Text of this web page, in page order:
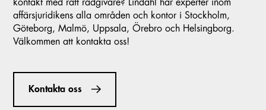
kontakt med rätt rådgivare? Lindahl har experter inom
affärsjuridikens alla områden och kontor i Stockholm,
Göteborg, Malmö, Uppsala, Örebro och Helsingborg.
Välkommen att kontakta oss!
Kontakta oss